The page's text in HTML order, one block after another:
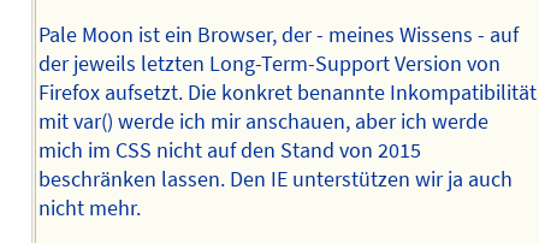
Pale Moon ist ein Browser, der - meines Wissens - auf
der jeweils letzten Long-Term-Support Version von
Firefox aufsetzt. Die konkret benannte Inkompatibilität
mit var() werde ich mir anschauen, aber ich werde
mich im CSS nicht auf den Stand von 2015
beschränken lassen. Den IE unterstützen wir ja auch
nicht mehr.